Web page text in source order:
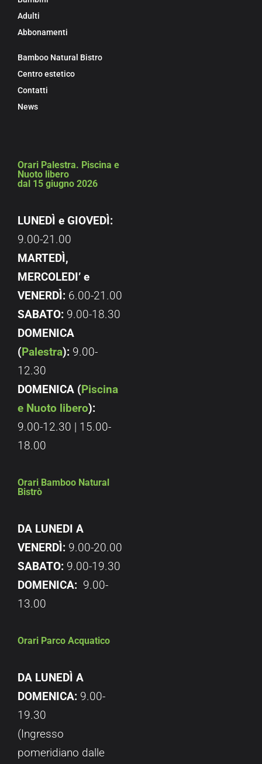
Adulti
Abbonamenti
Bamboo Natural Bistro
Centro estetico
Contatti
News
Orari Palestra. Piscina e
Nuoto libero
dal 15 giugno 2026
LUNEDÌ e GIOVEDÌ:
9.00-21.00
MARTEDÌ,
MERCOLEDI’ e
VENERDÌ: 6.00-21.00
SABATO: 9.00-18.30
DOMENICA
(Palestra): 9.00-
12.30
DOMENICA (Piscina
e Nuoto libero):
9.00-12.30 | 15.00-
18.00
Orari Bamboo Natural
Bistrò
DA LUNEDI A
VENERDÌ: 9.00-20.00
SABATO: 9.00-19.30
DOMENICA: 9.00-
13.00
Orari Parco Acquatico
DA LUNEDÌ A
DOMENICA: 9.00-
19.30
(Ingresso
pomeridiano dalle